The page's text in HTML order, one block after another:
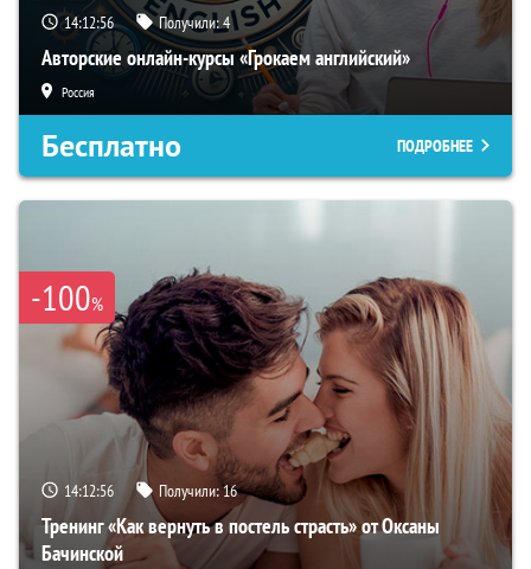
14:12:55 Получили:4
Авторские онлайн-курсы «Грокаем английский»
Россия
Бесплатно ПОДРОБНЕЕ
-100%
14:12:55 Получили:16
Тренинг «Как вернуть в постель страсть» от Оксаны
Бачинской